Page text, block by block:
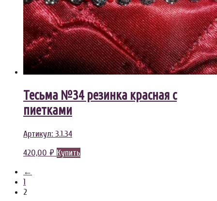
Тесьма №34 резинка красная с
пиетками
Артикул: 3.1.34
420,00 ₽ Купить
←
1
2